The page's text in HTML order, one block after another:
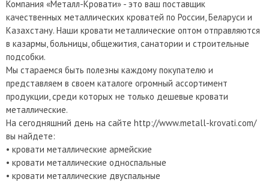
Компания «Металл-Кровати» - это ваш поставщик
качественных металлических кроватей по России, Беларуси и
Казахстану. Наши кровати металлические оптом отправляются
в казармы, больницы, общежития, санатории и строительные
подсобки.
Мы стараемся быть полезны каждому покупателю и
представляем в своем каталоге огромный ассортимент
продукции, среди которых не только дешевые кровати
металлические.
На сегодняшний день на сайте http://www.metall-krovati.com/
вы найдете:
• кровати металлические армейские
• кровати металлические односпальные
• кровати металлические двуспальные